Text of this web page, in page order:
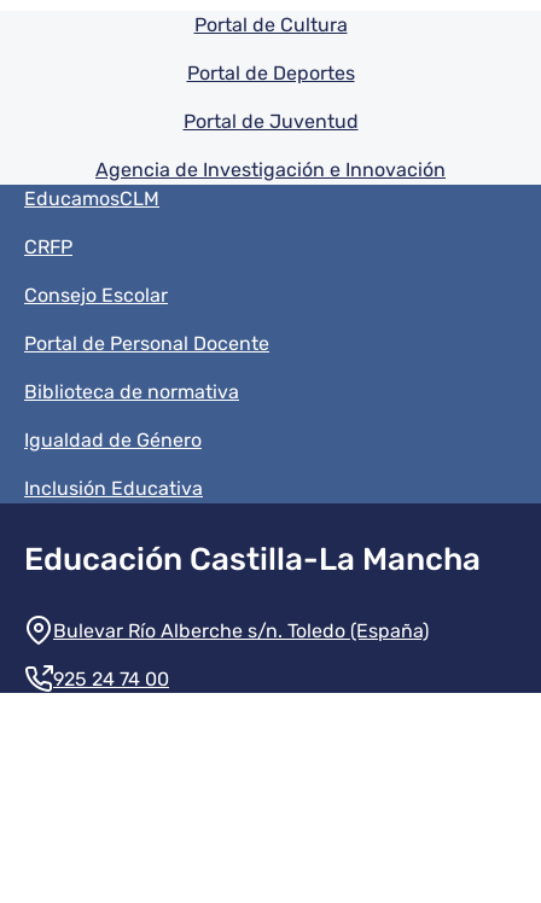
Pie de pagina información
Portal de Cultura
Portal de Deportes
Portal de Juventud
Agencia de Investigación e Innovación
Menú del pie
EducamosCLM
CRFP
Consejo Escolar
Portal de Personal Docente
Biblioteca de normativa
Igualdad de Género
Inclusión Educativa
Educación Castilla-La Mancha
Información de la institución
Bulevar Río Alberche s/n. Toledo (España)
925 24 74 00